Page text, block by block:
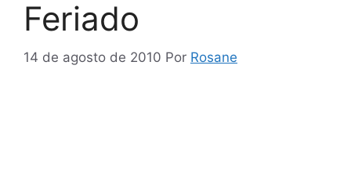
Feriado
14 de agosto de 2010 Por Rosane